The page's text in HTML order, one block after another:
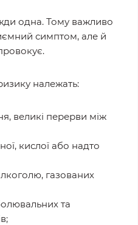
одна. Тому важливо
симптом, але й
належать:
великі перерви між
кислої або надто
газованих
та